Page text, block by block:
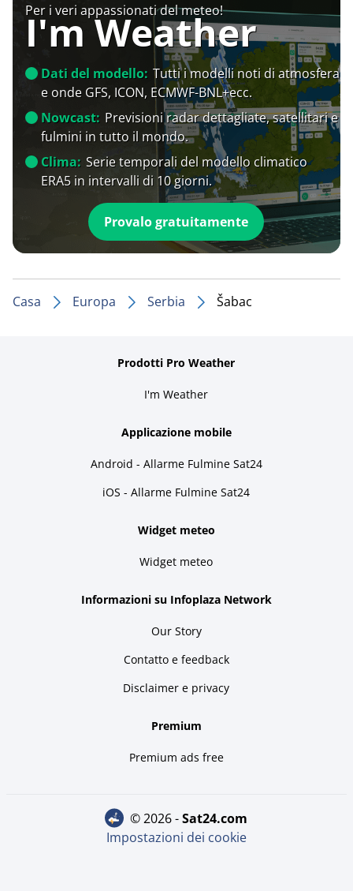
Per i veri appassionati del meteo!
I'm Weather
Dati del modello: Tutti i modelli noti di atmosfera
e onde GFS, ICON, ECMWF-BNL+ecc.
Nowcast: Previsioni radar dettagliate, satellitari e
fulmini in tutto il mondo.
Clima: Serie temporali del modello climatico
ERA5 in intervalli di 10 giorni.
Provalo gratuitamente
Casa Europa Serbia Šabac
Prodotti Pro Weather
I'm Weather
Applicazione mobile
Android - Allarme Fulmine Sat24
iOS - Allarme Fulmine Sat24
Widget meteo
Widget meteo
Informazioni su Infoplaza Network
Our Story
Contatto e feedback
Disclaimer e privacy
Premium
Premium ads free
© 2026 - sat24.com
Impostazioni dei cookie